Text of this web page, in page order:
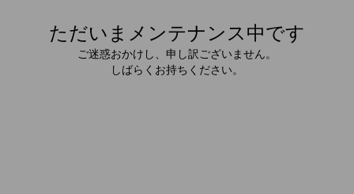
ただいまメンテナンス中です
ご迷惑おかけし、申し訳ございません。
しばらくお持ちください。